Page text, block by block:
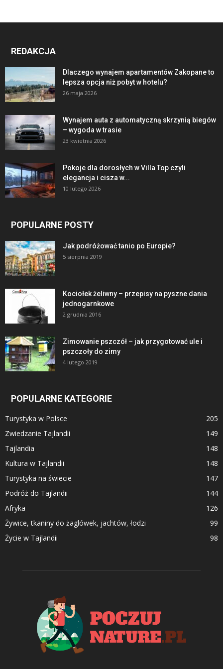
REDAKCJA
Dlaczego wynajem apartamentów Zakopane to
lepsza opcja niż pobyt w hotelu?
26 maja 2026
Wynajem auta z automatyczną skrzynią biegów
– wygoda w trasie
23 kwietnia 2026
Pokoje dla dorosłych w Villa Top czyli
elegancja i cisza w...
10 lutego 2026
POPULARNE POSTY
Jak podróżować tanio po Europie?
5 sierpnia 2019
Kociołek żeliwny – przepisy na pyszne dania
jednogarnkowe
2 grudnia 2016
Zimowanie pszczół – jak przygotować ule i
pszczoły do zimy
4 lutego 2019
POPULARNE KATEGORIE
Turystyka w Polsce
205
Zwiedzanie Tajlandii
149
Tajlandia
148
Kultura w Tajlandii
148
Turystyka na świecie
147
Podróż do Tajlandii
144
Afryka
126
Żywice, tkaniny do żaglówek, jachtów, łodzi
99
Życie w Tajlandii
98